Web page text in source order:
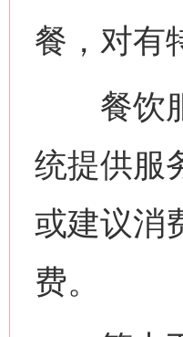
餐，对有
餐饮服
统提供服
或建议消
费。